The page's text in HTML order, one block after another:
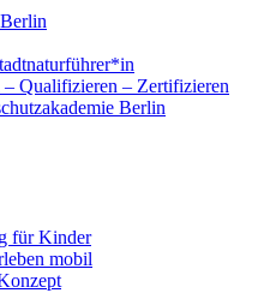
Qualifizieren – Zertifizieren
Berlin
für Kinder
mobil